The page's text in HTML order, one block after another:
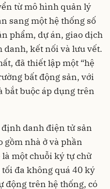
từ mô hình quản lý
sang một hệ thống số
phẩm, dự án, giao dịch
danh, kết nối và lưu vết.
đã thiết lập một “hệ
bất động sản, với
bắt buộc áp dụng trên
danh điện tử sản
gồm nhà ở và phần
một chuỗi ký tự chữ
đa không quá 40 ký
động trên hệ thống, có